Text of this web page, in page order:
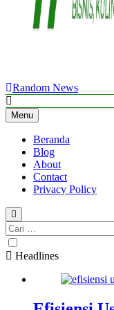
WriteMyPaperme.com
Bisnis, Kuliner,
Random News
Menu
Beranda
Blog
About
Contact
Privacy Policy
Cari
untuk:
Headlines